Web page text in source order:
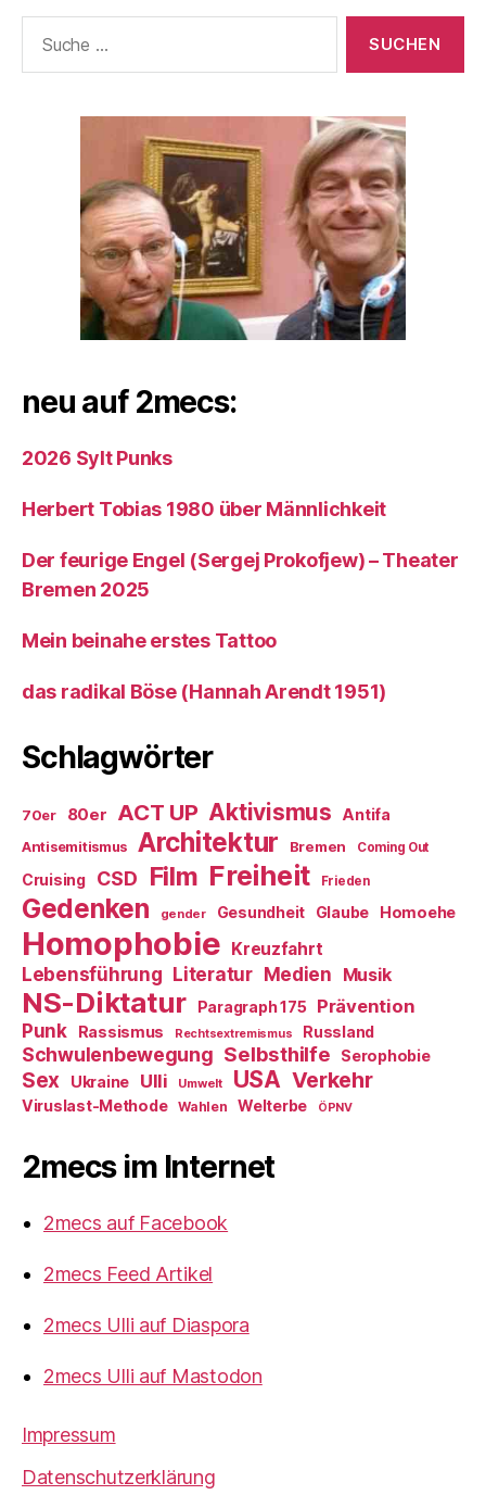
nach:
neu auf 2mecs:
2026 Sylt Punks
Herbert Tobias 1980 über Männlichkeit
Der feurige Engel (Sergej Prokofjew) – Theater
Bremen 2025
Mein beinahe erstes Tattoo
das radikal Böse (Hannah Arendt 1951)
Schlagwörter
70er 80er ACT UP Aktivismus Antifa
Antisemitismus Architektur Bremen Coming Out
Cruising CSD Film Freiheit Frieden
Gedenken gender Gesundheit Glaube Homoehe
Homophobie Kreuzfahrt
Lebensführung Literatur Medien Musik
NS-Diktatur Paragraph 175
Prävention
Punk
Rassismus Rechtsextremismus Russland
Schwulenbewegung Selbsthilfe Serophobie
Sex Ukraine Ulli Umwelt USA Verkehr
Viruslast-Methode Wahlen Welterbe ÖPNV
2mecs im Internet
2mecs auf Facebook
2mecs Feed Artikel
2mecs Ulli auf Diaspora
2mecs Ulli auf Mastodon
Impressum
Datenschutzerklärung